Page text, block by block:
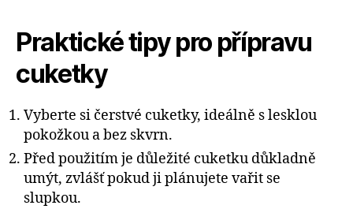
Praktické tipy pro přípravu
cuketky
Vyberte si čerstvé cuketky, ideálně s lesklou
pokožkou a bez skvrn.
Před použitím je důležité cuketku důkladně
umýt, zvlášť pokud ji plánujete vařit se
slupkou.